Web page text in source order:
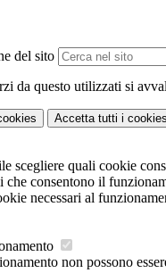
del sito
da questo utilizzati si
Accetta tutti i cookies
scegliere quali cookie
che consentono il
necessari al
non possono